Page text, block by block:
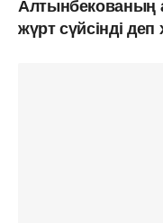
Алтынбекованың
жүрт сүйсінді